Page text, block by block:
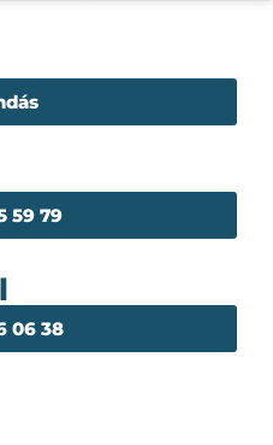
59 79
06 38